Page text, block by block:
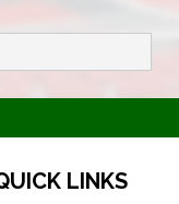
LINKS